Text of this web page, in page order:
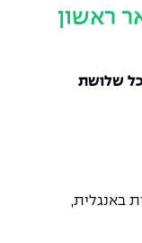
ראשון
כל שלושת
באנגלית,